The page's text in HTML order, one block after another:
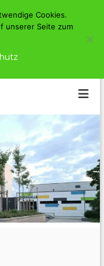
Cookies.
unserer Seite zum